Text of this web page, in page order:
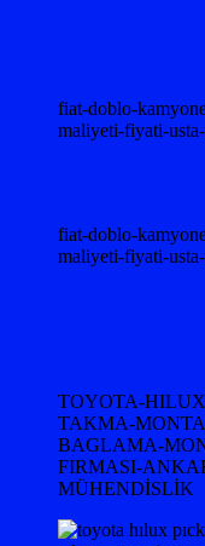
fiat-doblo-
maliyeti-fiyati-
fiat-doblo-
maliyeti-fiyati-
TOYOTA-
TAKMA-
BAGLAMA-
FIRMASI-
MÜHENDİSLİK